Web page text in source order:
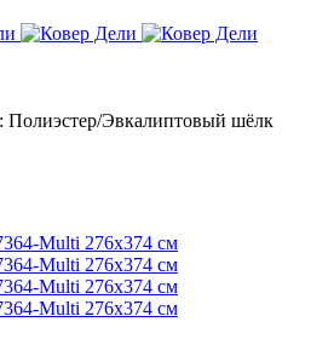
Полиэстер/Эвкалиптовый шёлк